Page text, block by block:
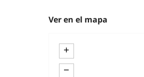
Ver en el mapa
+
−